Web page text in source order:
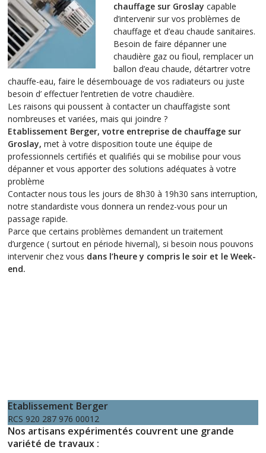
chauffage sur Groslay capable
d’intervenir sur vos problèmes de
chauffage et d’eau chaude sanitaires.
Besoin de faire dépanner une
chaudière gaz ou fioul, remplacer un
ballon d’eau chaude, détartrer votre
chauffe-eau, faire le désembouage de vos radiateurs ou juste
besoin d’ effectuer l’entretien de votre chaudière.
Les raisons qui poussent à contacter un chauffagiste sont
nombreuses et variées, mais qui joindre ?
Etablissement Berger, votre entreprise de chauffage sur
Groslay, met à votre disposition toute une équipe de
professionnels certifiés et qualifiés qui se mobilise pour vous
dépanner et vous apporter des solutions adéquates à votre
problème
Contacter nous tous les jours de 8h30 à 19h30 sans interruption,
notre standardiste vous donnera un rendez-vous pour un
passage rapide.
Parce que certains problèmes demandent un traitement
d’urgence ( surtout en période hivernal), si besoin nous pouvons
intervenir chez vous dans l’heure y compris le soir et le Week-
end.
Etablissement Berger
RCS 920 287 976 00012
Nos artisans expérimentés couvrent une grande
variété de travaux :